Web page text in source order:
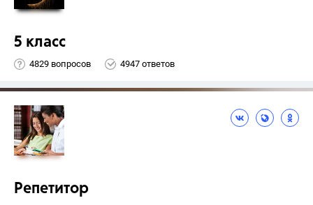
5 класс
4829 вопросов 4947 ответов
Репетитор